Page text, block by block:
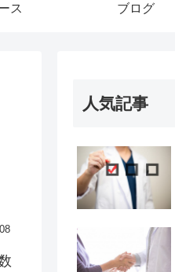
ス ブログ
人気記事